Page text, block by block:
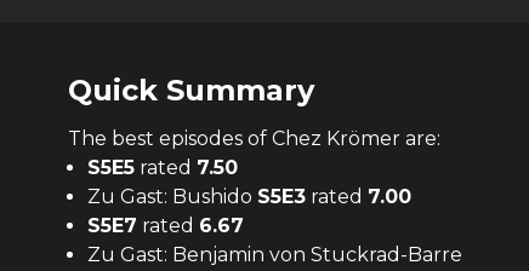
Quick Summary
The best episodes of Chez Krömer are:
S5E5 rated 7.50
Zu Gast: Bushido S5E3 rated 7.00
S5E7 rated 6.67
Zu Gast: Benjamin von Stuckrad-Barre